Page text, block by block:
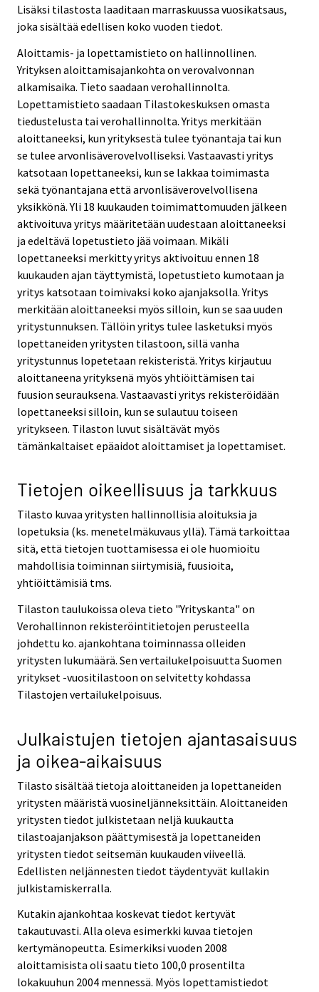
Lisäksi tilastosta laaditaan marraskuussa vuosikatsaus,
joka sisältää edellisen koko vuoden tiedot.
Aloittamis- ja lopettamistieto on hallinnollinen.
Yrityksen aloittamisajankohta on verovalvonnan
alkamisaika. Tieto saadaan verohallinnolta.
Lopettamistieto saadaan Tilastokeskuksen omasta
tiedustelusta tai verohallinnolta. Yritys merkitään
aloittaneeksi, kun yrityksestä tulee työnantaja tai kun
se tulee arvonlisäverovelvolliseksi. Vastaavasti yritys
katsotaan lopettaneeksi, kun se lakkaa toimimasta
sekä työnantajana että arvonlisäverovelvollisena
yksikkönä. Yli 18 kuukauden toimimattomuuden jälkeen
aktivoituva yritys määritetään uudestaan aloittaneeksi
ja edeltävä lopetustieto jää voimaan. Mikäli
lopettaneeksi merkitty yritys aktivoituu ennen 18
kuukauden ajan täyttymistä, lopetustieto kumotaan ja
yritys katsotaan toimivaksi koko ajanjaksolla. Yritys
merkitään aloittaneeksi myös silloin, kun se saa uuden
yritystunnuksen. Tällöin yritys tulee lasketuksi myös
lopettaneiden yritysten tilastoon, sillä vanha
yritystunnus lopetetaan rekisteristä. Yritys kirjautuu
aloittaneena yrityksenä myös yhtiöittämisen tai
fuusion seurauksena. Vastaavasti yritys rekisteröidään
lopettaneeksi silloin, kun se sulautuu toiseen
yritykseen. Tilaston luvut sisältävät myös
tämänkaltaiset epäaidot aloittamiset ja lopettamiset.
Tietojen oikeellisuus ja tarkkuus
Tilasto kuvaa yritysten hallinnollisia aloituksia ja
lopetuksia (ks. menetelmäkuvaus yllä). Tämä tarkoittaa
sitä, että tietojen tuottamisessa ei ole huomioitu
mahdollisia toiminnan siirtymisiä, fuusioita,
yhtiöittämisiä tms.
Tilaston taulukoissa oleva tieto "Yrityskanta" on
Verohallinnon rekisteröintitietojen perusteella
johdettu ko. ajankohtana toiminnassa olleiden
yritysten lukumäärä. Sen vertailukelpoisuutta Suomen
yritykset -vuositilastoon on selvitetty kohdassa
Tilastojen vertailukelpoisuus.
Julkaistujen tietojen ajantasaisuus
ja oikea-aikaisuus
Tilasto sisältää tietoja aloittaneiden ja lopettaneiden
yritysten määristä vuosineljänneksittäin. Aloittaneiden
yritysten tiedot julkistetaan neljä kuukautta
tilastoajanjakson päättymisestä ja lopettaneiden
yritysten tiedot seitsemän kuukauden viiveellä.
Edellisten neljännesten tiedot täydentyvät kullakin
julkistamiskerralla.
Kutakin ajankohtaa koskevat tiedot kertyvät
takautuvasti. Alla oleva esimerkki kuvaa tietojen
kertymänopeutta. Esimerkiksi vuoden 2008
aloittamisista oli saatu tieto 100,0 prosentilta
lokakuuhun 2004 mennessä. Myös lopettamistiedot